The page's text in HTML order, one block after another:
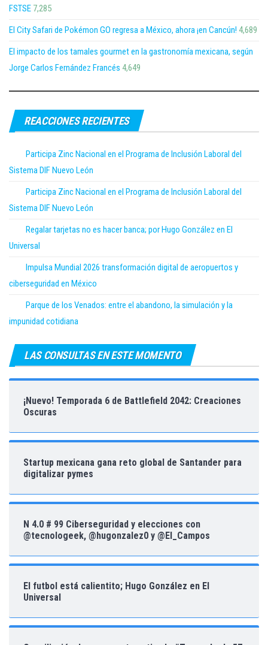
FSTSE 7,285
El City Safari de Pokémon GO regresa a México, ahora ¡en Cancún! 4,689
El impacto de los tamales gourmet en la gastronomía mexicana, según
Jorge Carlos Fernández Francés 4,649
REACCIONES RECIENTES
Participa Zinc Nacional en el Programa de Inclusión Laboral del
Sistema DIF Nuevo León
Participa Zinc Nacional en el Programa de Inclusión Laboral del
Sistema DIF Nuevo León
Regalar tarjetas no es hacer banca; por Hugo González en El
Universal
Impulsa Mundial 2026 transformación digital de aeropuertos y
ciberseguridad en México
Parque de los Venados: entre el abandono, la simulación y la
impunidad cotidiana
LAS CONSULTAS EN ESTE MOMENTO
¡Nuevo! Temporada 6 de Battlefield 2042: Creaciones
Oscuras
Startup mexicana gana reto global de Santander para
digitalizar pymes
N 4.0 # 99 Ciberseguridad y elecciones con
@tecnologeek, @hugonzalez0 y @El_Campos
El futbol está calientito; Hugo González en El
Universal